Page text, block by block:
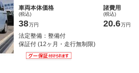
車両本体価格
(税込)
38万円
諸費用
(税込)
20.6万円
法定整備：整備付
保証付 (12ヶ月・走行無制限)